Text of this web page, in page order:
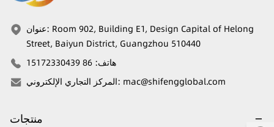
عنوان: Room 902, Building E1, Design Capital of Helong
Street, Baiyun District, Guangzhou 510440
هاتف:
86 15172330439
المركز التجاري الإلكتروني: mac@shifengglobal.com
منتجات